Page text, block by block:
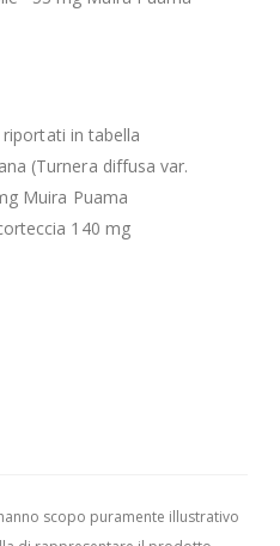
in tabella
(Turnera diffusa var.
Muira Puama
140 mg
scopo puramente illustrativo